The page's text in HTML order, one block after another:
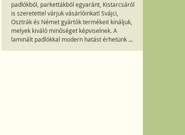
padlókból, parkettákból egyaránt, Kistarcsáról
is szeretettel várjuk vásárlóinkat! Svájci,
Osztrák és Német gyártók termékeit kínáljuk,
melyek kiváló minőséget képviselnek. A
laminált padlókkal modern hatást érhetünk ...